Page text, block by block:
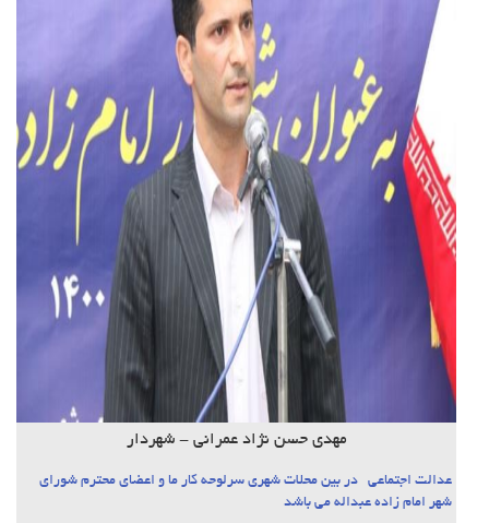
مهدی حسن نژاد عمرانی - شهردار
عدالت اجتماعی در بین محلات شهری سرلوحه کار ما و اعضای محترم شورای
شهر امام زاده عبداله می باشد